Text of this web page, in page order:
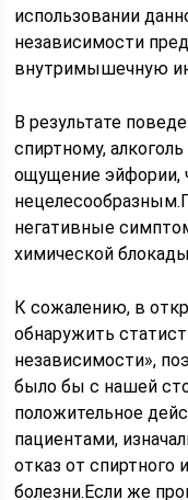
использовании
независимости
внутримышечную
В результате
спиртному,
ощущение эйфории,
негативные
химической
К сожалению, в
обнаружить
независимости»,
было бы с нашей
положительное
пациентами,
отказ от спиртного
болезни.Если же